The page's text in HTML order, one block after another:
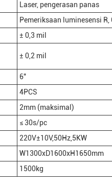
Laser, pengerasan panas
Pemeriksaan luminesensi R,
± 0,3 mil
± 0,2 mil
6"
4PCS
2mm (maksimal)
≤ 30s/pc
220V±10V,50Hz,5KW
W1300xD1600xH1650mm
1500kg